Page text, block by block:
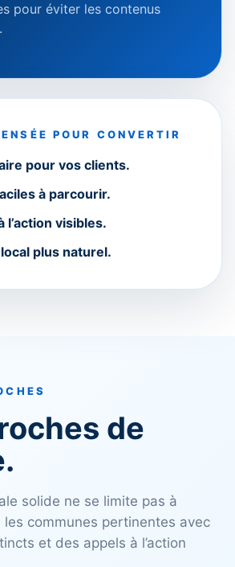
pour éviter les contenus
POUR CONVERTIR
pour vos clients.
à parcourir.
l’action visibles.
plus naturel.
de
solide ne se limite pas à
les communes pertinentes avec
et des appels à l’action